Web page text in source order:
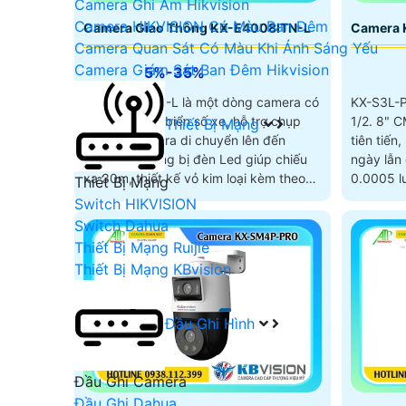
Camera Ghi Âm Hikvision
Camera HIKVISION Có Màu Ban Đêm
Camera Quan Sát Có Màu Khi Ánh Sáng Yếu
Camera Giám Sát Ban Đêm Hikvision
Thiết Bị Mạng
Thiết Bị Mạng
Switch HIKVISION
Switch Dahua
Thiết Bị Mạng Ruijie
Thiết Bị Mạng KBvision
Đầu Ghi Hình
Đầu Ghi Camera
Camera Giao Thông KX-E4008ITN-L
5%-35%
KX-E4008ITN-L là một dòng camera có
thể chụp ảnh biển số xe, hỗ trợ chụp
hình với camera di chuyển lên đến
180km/h, trang bị đèn Led giúp chiếu
xa 30m, thiết kế vỏ kim loại kèm theo
đấy là khả năng chống nước chuẩn IP
67 cực kì ấn tượng.
Camera
KX-S3L-
1/2. 8"
tiên tiến,
ngày lẫn đêm. Độ
0.0005